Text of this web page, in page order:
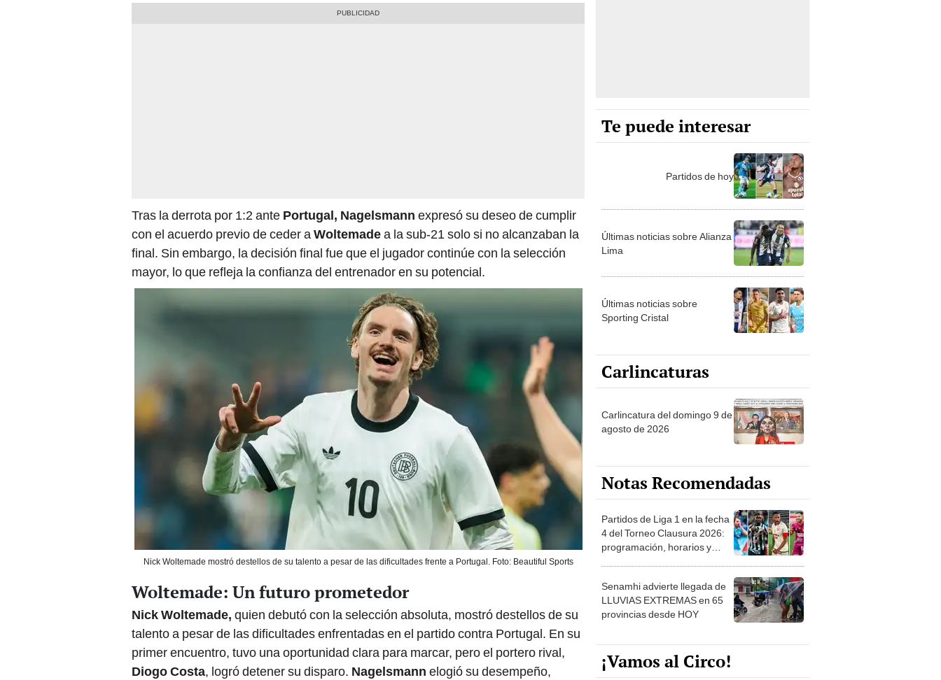
Tras la derrota por 1:2 ante Portugal, Nagelsmann expresó su deseo de cumplir
con el acuerdo previo de ceder aWoltemadea la sub-21 solo si no alcanzaban la
final. Sin embargo, la decisión final fue que el jugador continúe con la selección
mayor, lo que refleja la confianza del entrenador en su potencial.
Nick Woltemade mostró destellos de su talento a pesar de las dificultades frente a Portugal. Foto: Beautiful Sports
Woltemade: Un futuro prometedor
Nick Woltemade, quien debutó con la selección absoluta, mostró destellos de su
talento a pesar de las dificultades enfrentadas en el partido contra Portugal. En su
primer encuentro, tuvo una oportunidad clara para marcar, pero el portero rival,
Diogo Costa, logró detener su disparo. Nagelsmann elogió su desempeño,
Te puede interesar
Partidos de hoy
Últimas noticias sobre Alianza
Lima
Últimas noticias sobre
Sporting Cristal
Carlincaturas
Carlincatura del domingo 9 de
agosto de 2026
Notas Recomendadas
Partidos de Liga 1 en la fecha
4 del Torneo Clausura 2026:
programación, horarios y
Senamhi advierte llegada de
LLUVIAS EXTREMAS en 65
provincias desde HOY
¡Vamos al Circo!